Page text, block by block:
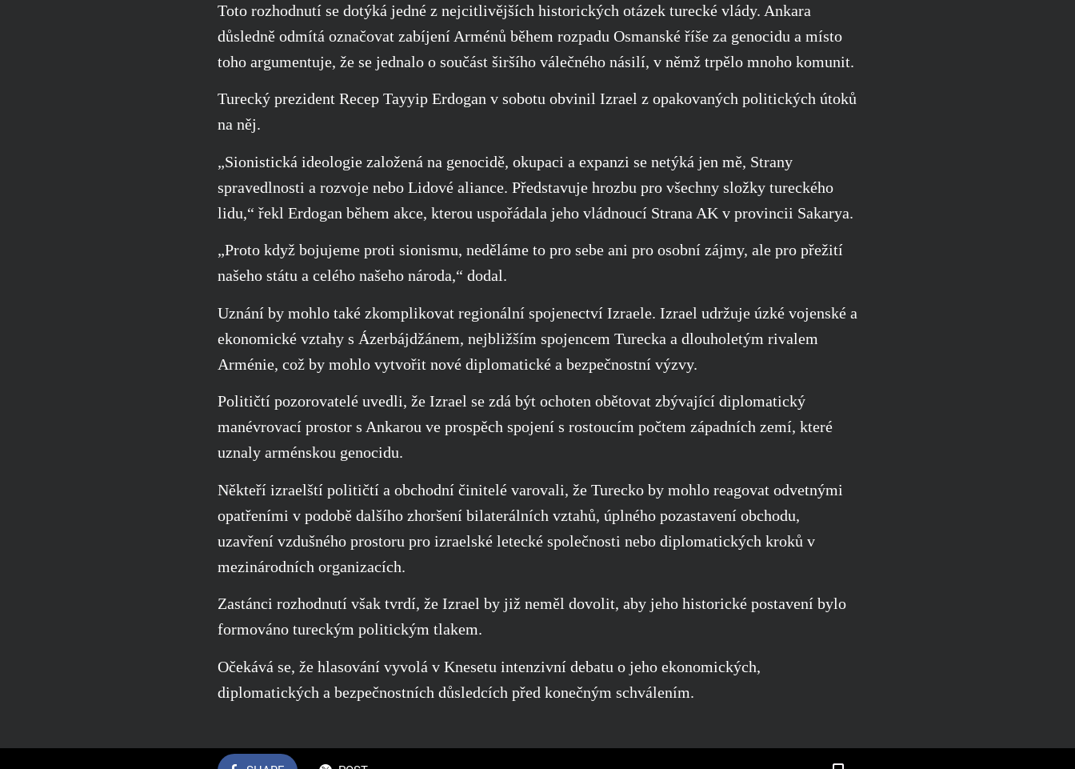
Toto rozhodnutí se dotýká jedné z nejcitlivějších historických otázek turecké vlády. Ankara
důsledně odmítá označovat zabíjení Arménů během rozpadu Osmanské říše za genocidu a místo
toho argumentuje, že se jednalo o součást širšího válečného násilí, v němž trpělo mnoho komunit.
Turecký prezident Recep Tayyip Erdogan v sobotu obvinil Izrael z opakovaných politických útoků
na něj.
„Sionistická ideologie založená na genocidě, okupaci a expanzi se netýká jen mě, Strany
spravedlnosti a rozvoje nebo Lidové aliance. Představuje hrozbu pro všechny složky tureckého
lidu,“ řekl Erdogan během akce, kterou uspořádala jeho vládnoucí Strana AK v provincii Sakarya.
„Proto když bojujeme proti sionismu, neděláme to pro sebe ani pro osobní zájmy, ale pro přežití
našeho státu a celého našeho národa,“ dodal.
Uznání by mohlo také zkomplikovat regionální spojenectví Izraele. Izrael udržuje úzké vojenské a
ekonomické vztahy s Ázerbájdžánem, nejbližším spojencem Turecka a dlouholetým rivalem
Arménie, což by mohlo vytvořit nové diplomatické a bezpečnostní výzvy.
Političtí pozorovatelé uvedli, že Izrael se zdá být ochoten obětovat zbývající diplomatický
manévrovací prostor s Ankarou ve prospěch spojení s rostoucím počtem západních zemí, které
uznaly arménskou genocidu.
Někteří izraelští političtí a obchodní činitelé varovali, že Turecko by mohlo reagovat odvetnými
opatřeními v podobě dalšího zhoršení bilaterálních vztahů, úplného pozastavení obchodu,
uzavření vzdušného prostoru pro izraelské letecké společnosti nebo diplomatických kroků v
mezinárodních organizacích.
Zastánci rozhodnutí však tvrdí, že Izrael by již neměl dovolit, aby jeho historické postavení bylo
formováno tureckým politickým tlakem.
Očekává se, že hlasování vyvolá v Knesetu intenzivní debatu o jeho ekonomických,
diplomatických a bezpečnostních důsledcích před konečným schválením.